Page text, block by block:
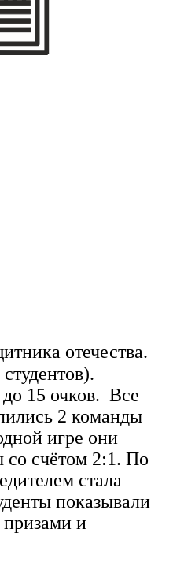
отечества.
15 очков. Все
2 команды
игре они
со счётом 2:1. По
стала
показывали
и